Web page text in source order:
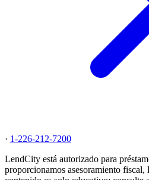
· 1-226-212-7200
LendCity está autorizado para
proporcionamos asesoramiento